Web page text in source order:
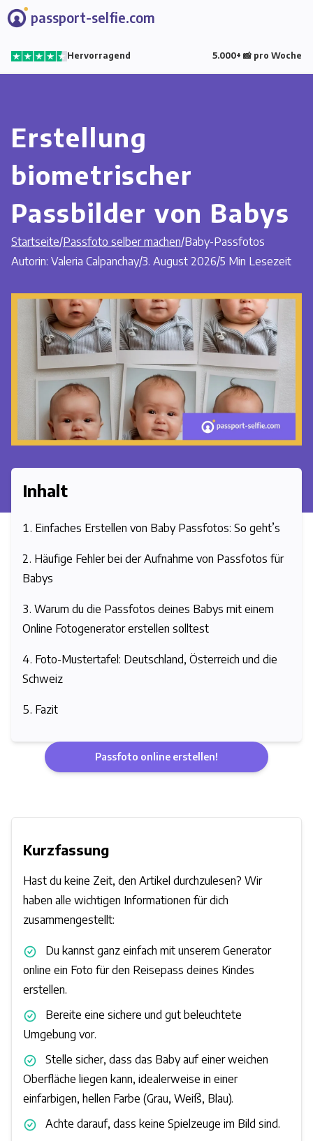
passport-selfie.com
Hervorragend 5.000+ 📸 pro Woche
Erstellung
biometrischer
Passbilder von Babys
Startseite/Passfoto selber machen/Baby-Passfotos
Autorin: Valeria Calpanchay/3. August 2026/5 Min Lesezeit
Inhalt
Einfaches Erstellen von Baby Passfotos: So geht’s
Häufige Fehler bei der Aufnahme von Passfotos für
Babys
Warum du die Passfotos deines Babys mit einem
Online Fotogenerator erstellen solltest
Foto-Mustertafel: Deutschland, Österreich und die
Schweiz
Fazit
Passfoto online erstellen!
Kurzfassung
Hast du keine Zeit, den Artikel durchzulesen? Wir
haben alle wichtigen Informationen für dich
zusammengestellt:
Du kannst ganz einfach mit unserem Generator
online ein Foto für den Reisepass deines Kindes
erstellen.
Bereite eine sichere und gut beleuchtete
Umgebung vor.
Stelle sicher, dass das Baby auf einer weichen
Oberfläche liegen kann, idealerweise in einer
einfarbigen, hellen Farbe (Grau, Weiß, Blau).
Achte darauf, dass keine Spielzeuge im Bild sind.